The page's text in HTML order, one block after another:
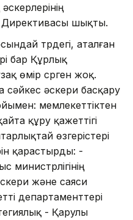
Директивасы шықты.
түрдегі, аталған
бар Құрлық
өмір сүрген жоқ.
сәйкес әскери басқару
мемлекеттіктен
құру қажеттігі
өзгерістері
қарастырды: -
министрлігінің
және саяси
департаменттері
- Қарулы